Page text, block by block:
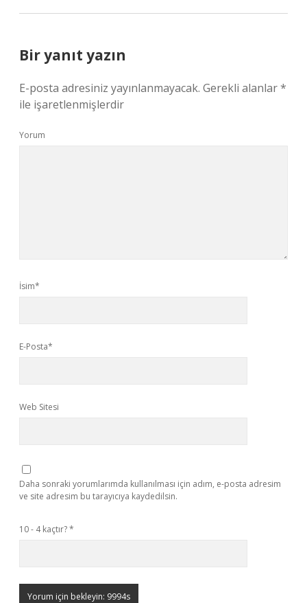
Bir yanıt yazın
E-posta adresiniz yayınlanmayacak. Gerekli alanlar*
ile işaretlenmişlerdir
Yorum
İsim*
E-Posta*
Web Sitesi
Daha sonraki yorumlarımda kullanılması için adım, e-posta adresim
ve site adresim bu tarayıcıya kaydedilsin.
10 - 4 kaçtır?*